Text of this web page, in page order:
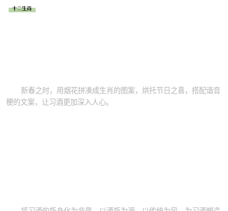
新春之时，用烟花拼凑成生肖的图案，烘托节日之喜，搭配谐音
梗的文案，让习酒更加深入人心。